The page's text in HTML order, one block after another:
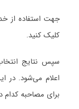
جهت استفاده از
کلیک کنید.
سپس نتایج
اعلام می‌شود. در
برای مصاحبه کدام